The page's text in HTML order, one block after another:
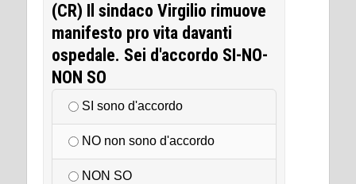
(CR) Il sindaco Virgilio rimuove
manifesto pro vita davanti
ospedale. Sei d'accordo SI-NO-
NON SO
SI sono d'accordo
NO non sono d'accordo
NON SO